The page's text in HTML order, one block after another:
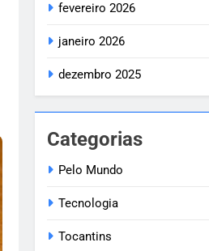
fevereiro 2026
janeiro 2026
dezembro 2025
Categorias
Pelo Mundo
Tecnologia
Tocantins